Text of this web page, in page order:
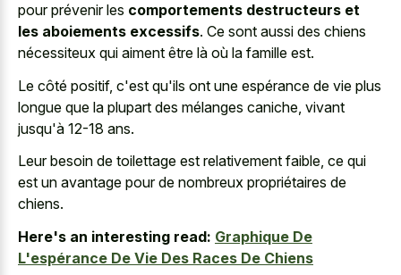
pour prévenir les comportements destructeurs et
les aboiements excessifs. Ce sont aussi des chiens
nécessiteux qui aiment être là où la famille est.
Le côté positif, c'est qu'ils ont une espérance de vie plus
longue que la plupart des mélanges caniche, vivant
jusqu'à 12-18 ans.
Leur besoin de toilettage est relativement faible, ce qui
est un avantage pour de nombreux propriétaires de
chiens.
Here's an interesting read: Graphique De
L'espérance De Vie Des Races De Chiens